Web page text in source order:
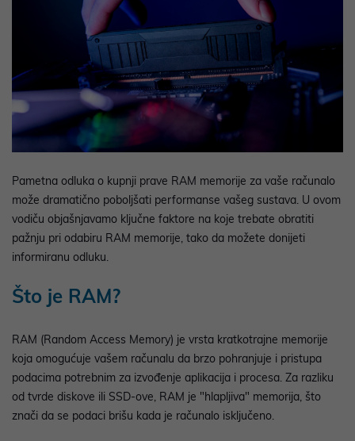
Pametna odluka o kupnji prave RAM memorije za vaše računalo
može dramatično poboljšati performanse vašeg sustava. U ovom
vodiču objašnjavamo ključne faktore na koje trebate obratiti
pažnju pri odabiru RAM memorije, tako da možete donijeti
informiranu odluku.
Što je RAM?
RAM (Random Access Memory) je vrsta kratkotrajne memorije
koja omogućuje vašem računalu da brzo pohranjuje i pristupa
podacima potrebnim za izvođenje aplikacija i procesa. Za razliku
od tvrde diskove ili SSD-ove, RAM je "hlapljiva" memorija, što
znači da se podaci brišu kada je računalo isključeno.